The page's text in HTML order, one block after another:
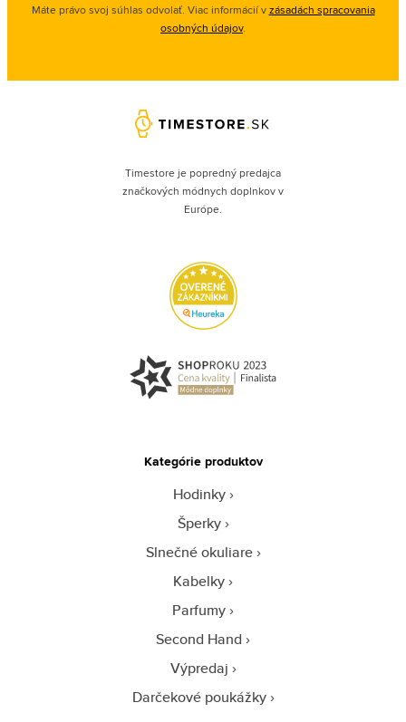
Máte právo svoj súhlas odvolať. Viac informácií vzásadách spracovania
osobných údajov.
Timestore je popredný predajca
značkových módnych doplnkov v
Európe.
Kategórie produktov
Hodinky
Šperky
Slnečné okuliare
Kabelky
Parfumy
Second Hand
Výpredaj
Darčekové poukážky